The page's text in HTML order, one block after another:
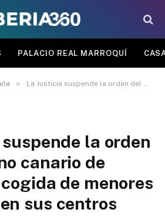
PALACIO REAL MARROQUÍ
» La Justicia suspende la orden del Gobierno canario de limitar la acogida de menores migrantes en sus centros
la orden
canario de
de menores
sus centros